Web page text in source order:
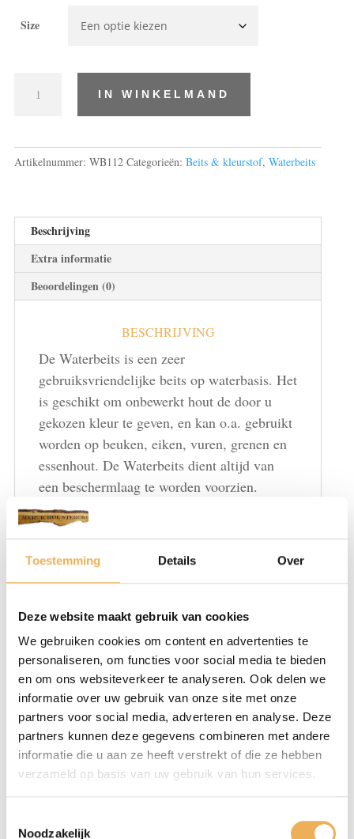
Toestemming Details Over
Deze website maakt gebruik van cookies
We gebruiken cookies om content en advertenties te
personaliseren, om functies voor social media te bieden
en om ons websiteverkeer te analyseren. Ook delen we
informatie over uw gebruik van onze site met onze
partners voor social media, adverteren en analyse. Deze
partners kunnen deze gegevens combineren met andere
informatie die u aan ze heeft verstrekt of die ze hebben
verzameld op basis van uw gebruik van hun services.
Noodzakelijk
tot
€85.95
Size
koloniaal
IN WINKELMAND
Artikelnummer: WB112 Categorieën: Beits & kleurstof, Waterbeits
Beschrijving
Extra informatie
Beoordelingen (0)
BESCHRIJVING
De Waterbeits is een zeer
gebruiksvriendelijke beits op waterbasis. Het
is geschikt om onbewerkt hout de door u
gekozen kleur te geven, en kan o.a. gebruikt
worden op beuken, eiken, vuren, grenen en
essenhout. De Waterbeits dient altijd van
een beschermlaag te worden voorzien.
Aanbrengmogelijkheden waterbeits
Kwasten
voorkeur korrel 150-180.
Maak het geheel stofvrij.
De beits met een kwast nattig en egaal
aanbrengen. Breng de beits altijd aan in de richting van
de nerf.
Laat het 1 à 2 uur drogen.
Afwerken met 2 lagen blanke lak (water gedragen,
Nitro, 2-K etc), hardwaxolie of antiekwas.
Voorbewerking: het houten oppervlak goed schuren,